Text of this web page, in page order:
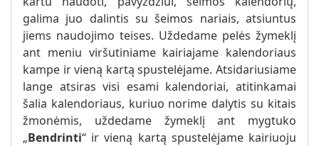
galima juo dalintis su šeimos nariais, atsiuntus
jiems naudojimo teises. Uždedame pelės žymeklį
ant meniu viršutiniame kairiajame kalendoriaus
kampe ir vieną kartą spustelėjame. Atsidariusiame
lange atsiras visi esami kalendoriai, atitinkamai
šalia kalendoriaus, kuriuo norime dalytis su kitais
žmonėmis, uždedame žymeklį ant mygtuko
„Bendrinti“ ir vieną kartą spustelėjame kairiuoju